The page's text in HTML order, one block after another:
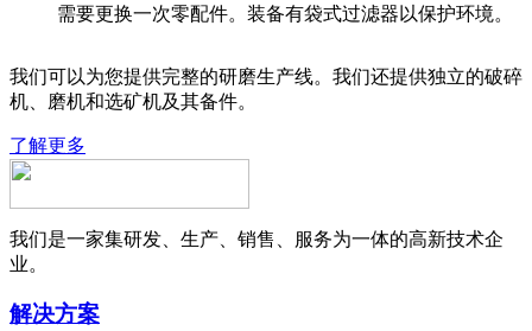
需要更换一次零配件。装备有袋式过滤器以保护环境。
我们可以为您提供完整的研磨生产线。我们还提供独立的破碎
机、磨机和选矿机及其备件。
了解更多
我们是一家集研发、生产、销售、服务为一体的高新技术企
业。
解决方案